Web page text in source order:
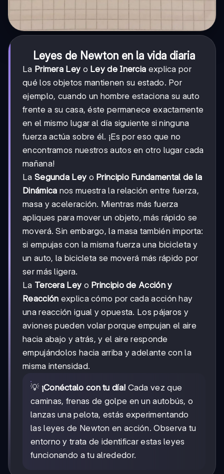
Leyes de Newton en la vida diaria
La Primera Ley o Ley de Inercia explica por
qué los objetos mantienen su estado. Por
ejemplo, cuando un hombre estaciona su auto
frente a su casa, éste permanece exactamente
en el mismo lugar al día siguiente si ninguna
fuerza actúa sobre él. ¡Es por eso que no
encontramos nuestros autos en otro lugar cada
mañana!
La Segunda Ley o Principio Fundamental de la
Dinámica nos muestra la relación entre fuerza,
masa y aceleración. Mientras más fuerza
apliques para mover un objeto, más rápido se
moverá. Sin embargo, la masa también importa:
si empujas con la misma fuerza una bicicleta y
un auto, la bicicleta se moverá más rápido por
ser más ligera.
La Tercera Ley o Principio de Acción y
Reacción explica cómo por cada acción hay
una reacción igual y opuesta. Los pájaros y
aviones pueden volar porque empujan el aire
hacia abajo y atrás, y el aire responde
empujándolos hacia arriba y adelante con la
misma intensidad.
💡 ¡Conéctalo con tu día! Cada vez que
caminas, frenas de golpe en un autobús, o
lanzas una pelota, estás experimentando
las leyes de Newton en acción. Observa tu
entorno y trata de identificar estas leyes
funcionando a tu alrededor.